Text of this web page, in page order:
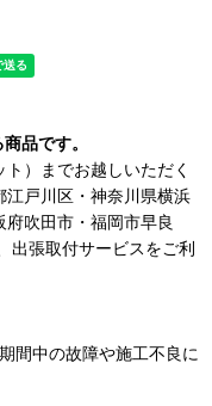
品です。
）までお越しいただく
江戸川区・神奈川県横浜
吹田市・福岡市早良
出張取付サービスをご利
間中の故障や施工不良に